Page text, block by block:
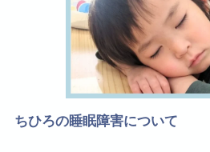
ちひろの睡眠障害について